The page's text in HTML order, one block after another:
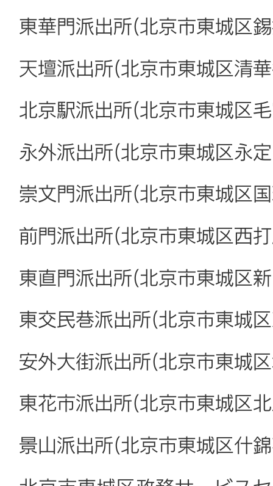
東華門派出所(北京市東城区
天壇派出所(北京市東城区清
北京駅派出所(北京市東城区
永外派出所(北京市東城区永
崇文門派出所(北京市東城区
前門派出所(北京市東城区西
東直門派出所(北京市東城区
東交民巷派出所(北京市東城
安外大街派出所(北京市東城
東花市派出所(北京市東城区
景山派出所(北京市東城区什